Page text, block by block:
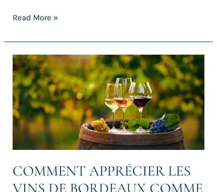
Read More »
COMMENT APPRÉCIER LES
VINS DE BORDEAUX COMME
Comment
apprécier
les
vins
de
Bordeaux
comme
un